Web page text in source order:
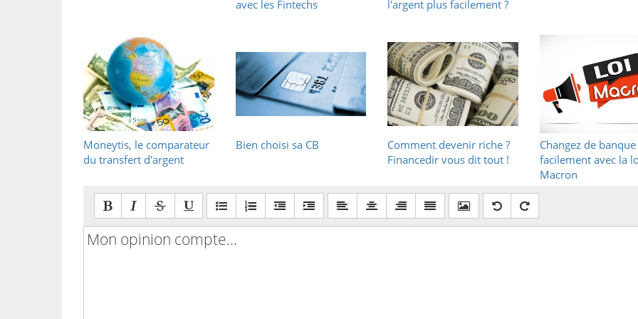
avec les Fintechs l'argent plus facilement ?
Moneytis, le comparateur
du transfert d'argent
Bien choisi sa CB
Comment devenir riche ?
Financedir vous dit tout !
Changez de banque
facilement avec la
Macron